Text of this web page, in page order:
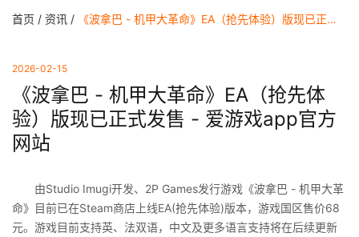
首页 / 资讯 / 《波拿巴 - 机甲大革命》EA（抢先体验）版现已正式发售 - 爱游戏app官方网站
2026-02-15
《波拿巴 - 机甲大革命》EA（抢先体
验）版现已正式发售 - 爱游戏app官方
网站
由Studio Imugi开发、2P Games发行游戏《波拿巴 - 机甲大革
命》目前已在Steam商店上线EA(抢先体验)版本，游戏国区售价68
元。游戏目前支持英、法双语，中文及更多语言支持将在后续更新